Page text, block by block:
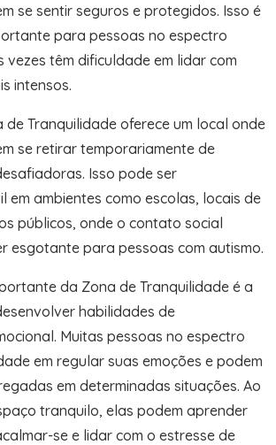
se sentir seguros e protegidos. Isso é
para pessoas no espectro
vezes têm dificuldade em lidar com
intensos.
de Tranquilidade oferece um local onde
se retirar temporariamente de
Isso pode ser
em ambientes como escolas, locais de
públicos, onde o contato social
esgotante para pessoas com autismo.
da Zona de Tranquilidade é a
habilidades de
Muitas pessoas no espectro
em regular suas emoções e podem
em determinadas situações. Ao
tranquilo, elas podem aprender
se e lidar com o estresse de